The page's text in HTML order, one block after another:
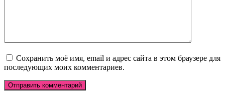
Сохранить моё имя, email и адрес сайта в этом браузере для
последующих моих комментариев.